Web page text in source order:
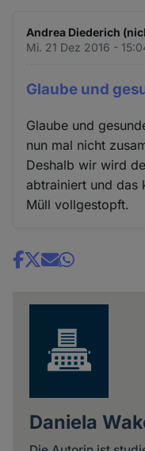
Andrea Diederich
Mi. 21 Dez 2016 -
Glaube und
Glaube und
nun mal nicht
Deshalb wir wird
abtrainiert und das
Müll vollgestopft.
Share
Daniela